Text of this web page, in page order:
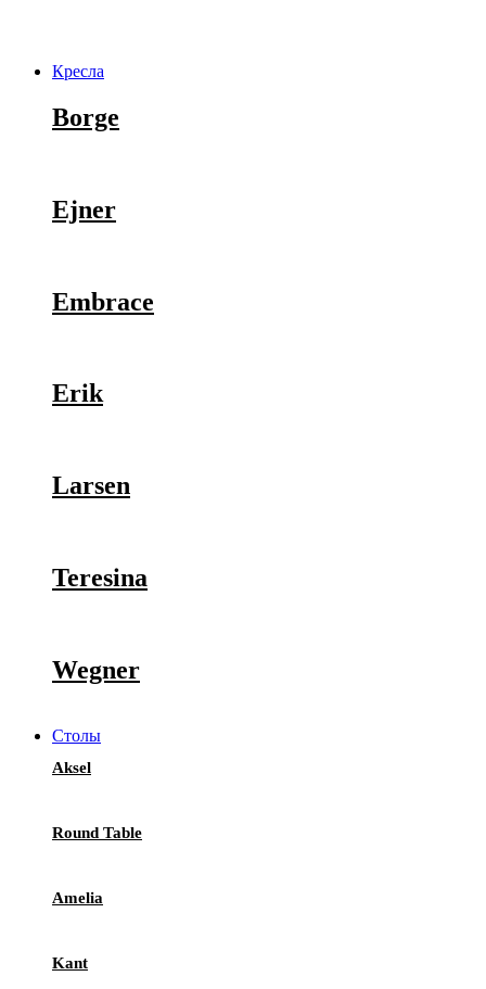
Кресла
Borge
Ejner
Embrace
Erik
Larsen
Teresina
Wegner
Столы
Aksel
Round Table
Amelia
Kant